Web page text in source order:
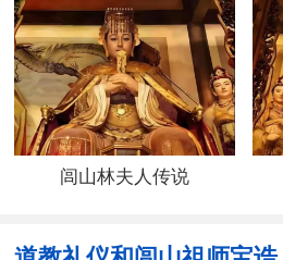
闾山林夫人传说